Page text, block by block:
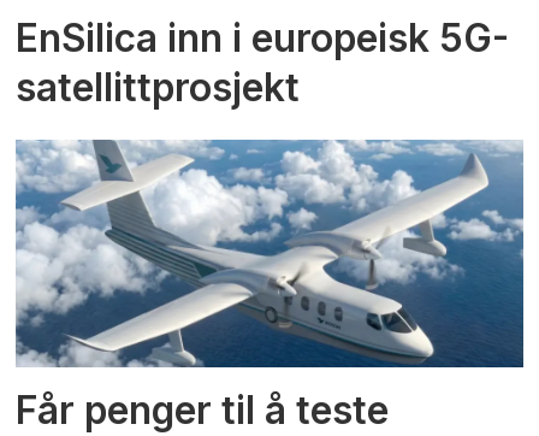
EnSilica inn i europeisk 5G-
satellittprosjekt
Får penger til å teste